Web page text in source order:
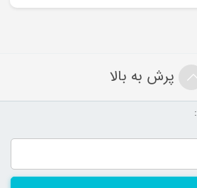
پرش به بالا